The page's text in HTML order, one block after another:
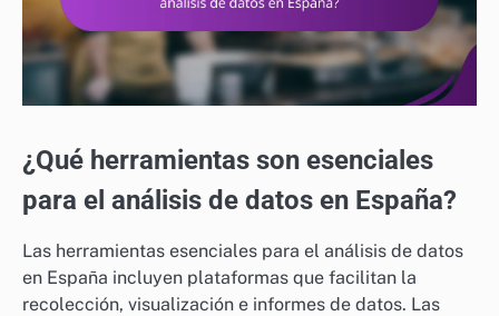
¿Qué herramientas son esenciales
para el análisis de datos en España?
Las herramientas esenciales para el análisis de datos
en España incluyen plataformas que facilitan la
recolección, visualización e informes de datos. Las